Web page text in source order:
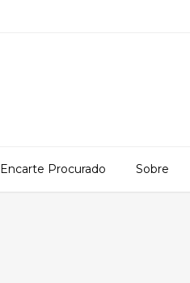
Encarte Procurado Sobre